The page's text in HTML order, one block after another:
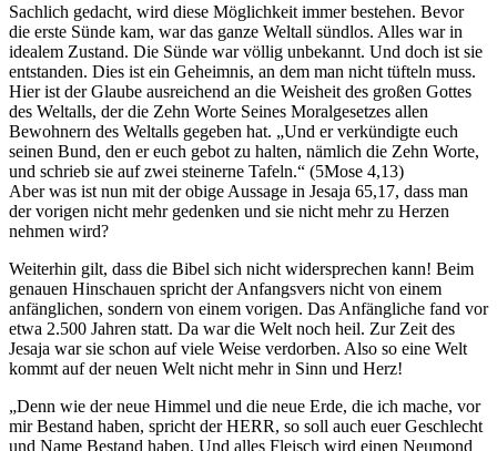
Sachlich gedacht, wird diese Möglichkeit immer bestehen. Bevor
die erste Sünde kam, war das ganze Weltall sündlos. Alles war in
idealem Zustand. Die Sünde war völlig unbekannt. Und doch ist sie
entstanden. Dies ist ein Geheimnis, an dem man nicht tüfteln muss.
Hier ist der Glaube ausreichend an die Weisheit des großen Gottes
des Weltalls, der die Zehn Worte Seines Moralgesetzes allen
Bewohnern des Weltalls gegeben hat. „Und er verkündigte euch
seinen Bund, den er euch gebot zu halten, nämlich die Zehn Worte,
und schrieb sie auf zwei steinerne Tafeln.“ (5Mose 4,13)
Aber was ist nun mit der obige Aussage in Jesaja 65,17, dass man
der vorigen nicht mehr gedenken und sie nicht mehr zu Herzen
nehmen wird?
Weiterhin gilt, dass die Bibel sich nicht widersprechen kann! Beim
genauen Hinschauen spricht der Anfangsvers nicht von einem
anfänglichen, sondern von einem vorigen. Das Anfängliche fand vor
etwa 2.500 Jahren statt. Da war die Welt noch heil. Zur Zeit des
Jesaja war sie schon auf viele Weise verdorben. Also so eine Welt
kommt auf der neuen Welt nicht mehr in Sinn und Herz!
„Denn wie der neue Himmel und die neue Erde, die ich mache, vor
mir Bestand haben, spricht der HERR, so soll auch euer Geschlecht
und Name Bestand haben. Und alles Fleisch wird einen Neumond